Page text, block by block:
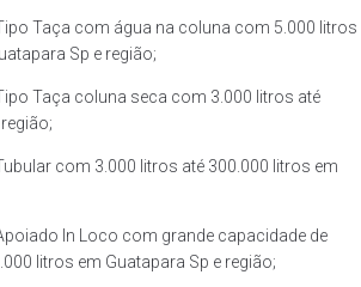
Taça com água na coluna com 5.000 litros
Sp e região;
Taça coluna seca com 3.000 litros até
com 3.000 litros até 300.000 litros em
In Loco com grande capacidade de
litros em Guatapara Sp e região;